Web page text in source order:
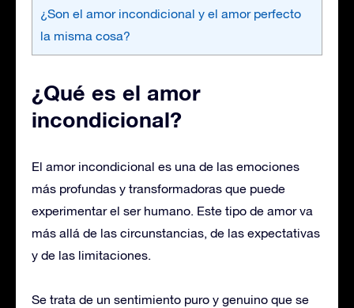
¿Son el amor incondicional y el amor perfecto
la misma cosa?
¿Qué es el amor
incondicional?
El amor incondicional es una de las emociones
más profundas y transformadoras que puede
experimentar el ser humano. Este tipo de amor va
más allá de las circunstancias, de las expectativas
y de las limitaciones.
Se trata de un sentimiento puro y genuino que se